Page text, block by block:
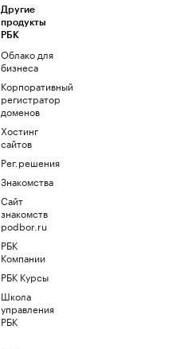
Другие
продукты
РБК
Облако для
бизнеса
Корпоративный
регистратор
доменов
Хостинг
сайтов
Рег.решения
Знакомства
Сайт
знакомств
podbor.ru
РБК
Компании
РБК Курсы
Школа
управления
РБК